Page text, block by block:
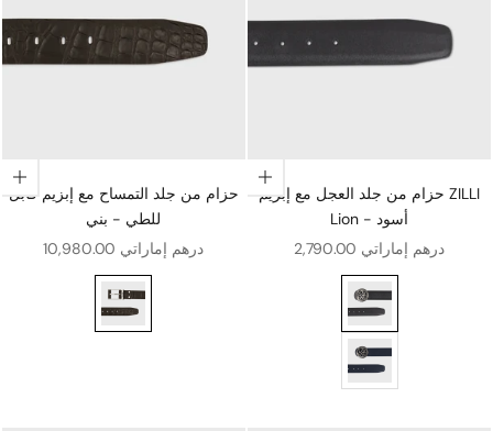
اختيار الخيارات
حزام من جلد التمساح مع إبزيم قابل
للطي - بني
سعر البيع
10,980.00 درهم إماراتي
حزام من جلد التمساح مع إبزيم قابل للطي - بني
اختيار الخيارات
حزام من جلد العجل مع إبزيم ZILLI
Lion - أسود
سعر البيع 2,790.00 درهم إماراتي
- كحلي داكن